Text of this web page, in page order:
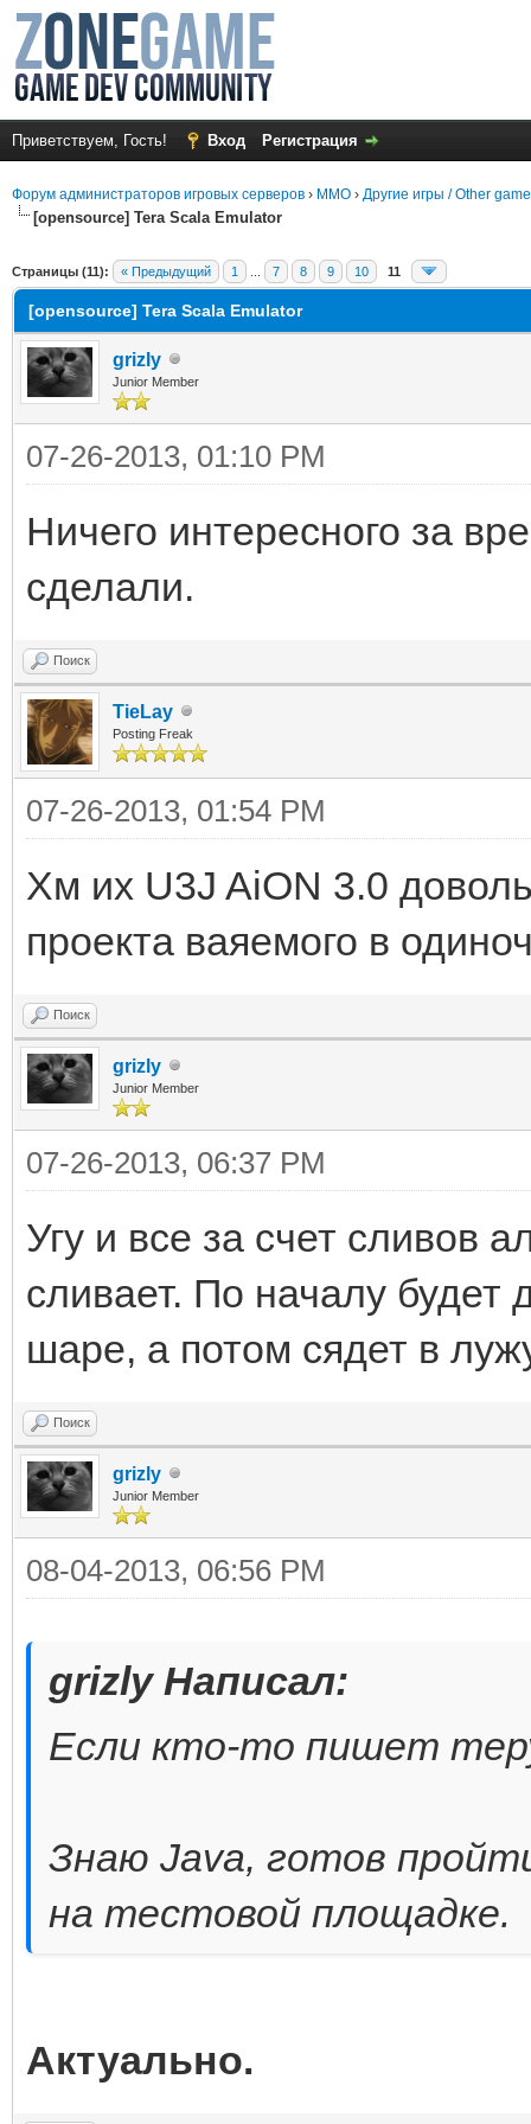
Приветствуем, Гость! Вход Регистрация
Форум администраторов игровых серверов › MMO › Другие игры / Other
[opensource] Tera Scala Emulator
Страницы (11): « Предыдущий 1 7 8 9 10 11
[opensource] Tera Scala Emulator
grizly
Junior Member
07-26-2013, 01:10 PM
Ничего интересного за
сделали.
Поиск
TieLay
Posting Freak
07-26-2013, 01:54 PM
Хм их U3J AiON 3.0
проекта ваяемого в
Поиск
grizly
Junior Member
07-26-2013, 06:37 PM
Угу и все за счет сливов
сливает. По началу будет
шаре, а потом сядет в
Поиск
grizly
Junior Member
08-04-2013, 06:56 PM
grizly Написал:
Если кто-то пишет
Знаю Java, готов
на тестовой площадке.
Актуально.